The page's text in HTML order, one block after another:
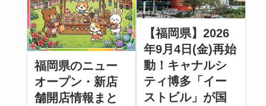
福岡県のニュー
オープン・新店
舗開店情報まと
【福岡県】2026
年9月4日(金)再始
動！キャナルシ
ティ博多「イー
ストビル」が国